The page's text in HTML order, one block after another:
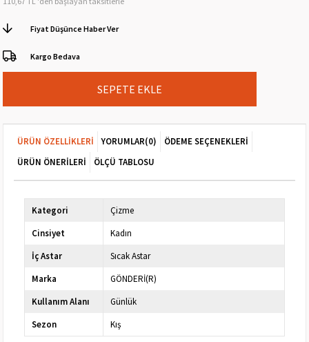
Fiyat Düşünce Haber Ver
Kargo Bedava
ÜRÜN ÖZELLIKLERI YORUMLAR(0)
ÖDEME SEÇENEKLERI
ÜRÜN ÖNERILERI
ÖLÇÜ TABLOSU
Kategori
Çizme
Cinsiyet
Kadın
İç Astar
Sıcak Astar
Marka
GÖNDERİ(R)
Kullanım Alanı
Günlük
Sezon
Kış